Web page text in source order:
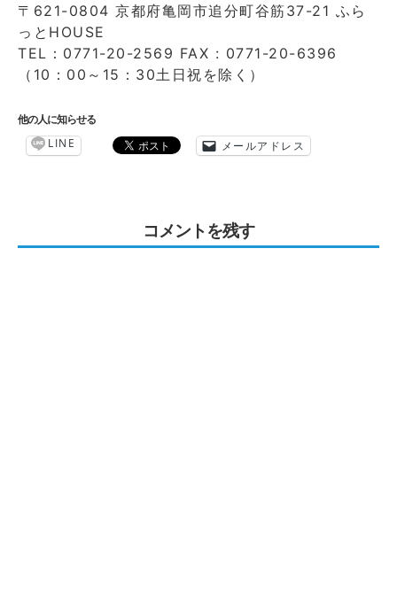
〒621-0804 京都府亀岡市追分町谷筋37-21 ふら
っとHOUSE
TEL：0771-20-2569 FAX : 0771-20-6396
（10：00～15：30土日祝を除く）
他の人に知らせる
LINE メールアドレス
コメントを残す